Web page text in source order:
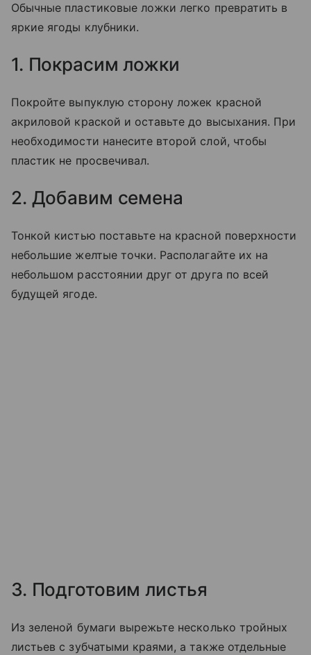
Обычные пластиковые ложки легко превратить в
яркие ягоды клубники.
1. Покрасим ложки
Покройте выпуклую сторону ложек красной
акриловой краской и оставьте до высыхания. При
необходимости нанесите второй слой, чтобы
пластик не просвечивал.
2. Добавим семена
Тонкой кистью поставьте на красной поверхности
небольшие желтые точки. Располагайте их на
небольшом расстоянии друг от друга по всей
будущей ягоде.
3. Подготовим листья
Из зеленой бумаги вырежьте несколько тройных
листьев с зубчатыми краями, а также отдельные